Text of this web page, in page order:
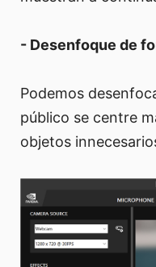
- Desenfoque de
Podemos
público se centre
objetos